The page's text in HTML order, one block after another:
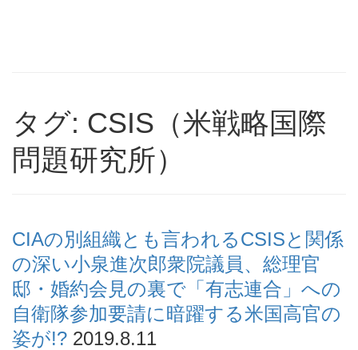
タグ: CSIS（米戦略国際
問題研究所）
CIAの別組織とも言われるCSISと関係
の深い小泉進次郎衆院議員、総理官
邸・婚約会見の裏で「有志連合」への
自衛隊参加要請に暗躍する米国高官の
姿が!? 2019.8.11